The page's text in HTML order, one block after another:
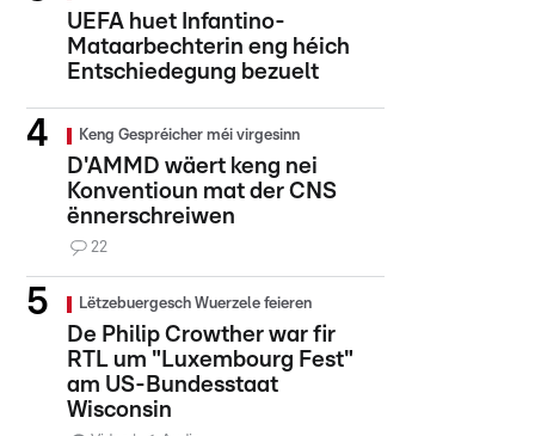
UEFA huet Infantino-
Mataarbechterin eng héich
Entschiedegung bezuelt
Keng Gespréicher méi virgesinn
D'AMMD wäert keng nei
Konventioun mat der CNS
ënnerschreiwen
22
Lëtzebuergesch Wuerzele feieren
De Philip Crowther war fir
RTL um "Luxembourg Fest"
am US-Bundesstaat
Wisconsin